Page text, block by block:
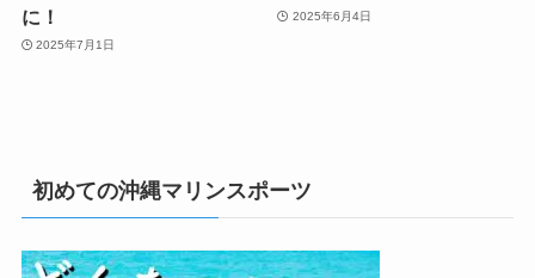
に！
2025年7月1日
2025年6月4日
初めての沖縄マリンスポーツ